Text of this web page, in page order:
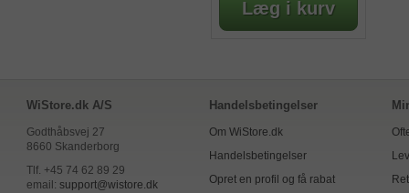
WiStore.dk A/S
Godthåbsvej 27
8660 Skanderborg
Tlf. +45 74 62 89 29
email: support@wistore.dk
Handelsbetingelser
Om WiStore.dk
Handelsbetingelser
Opret en profil og få rabat